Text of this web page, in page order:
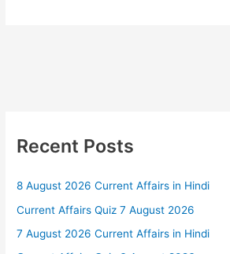
Recent Posts
8 August 2026 Current Affairs in Hindi
Current Affairs Quiz 7 August 2026
7 August 2026 Current Affairs in Hindi